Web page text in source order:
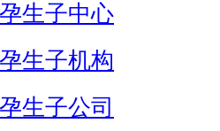
生子中心
生子机构
生子公司